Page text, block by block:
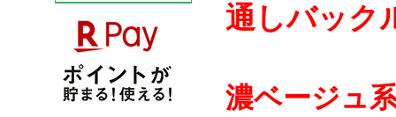
通しバ
濃ベージュ